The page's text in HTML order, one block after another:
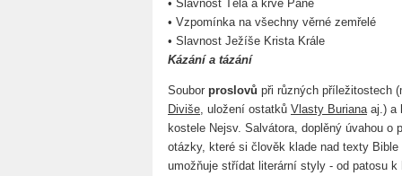
• Slavnost Těla a krve Páně
• Vzpomínka na všechny věrné zemřelé
• Slavnost Ježíše Krista Krále
Kázání a tázání
Soubor proslovů při různých příležitostech
Diviše , uložení ostatků Vlasty Buriana aj.) a
kostele Nejsv. Salvátora, doplěný úvahou
otázky, které si člověk klade nad texty
umožňuje střídat literární styly - od patosu